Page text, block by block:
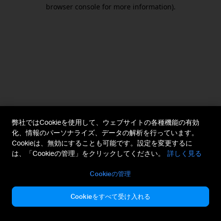
browser console for more information).
弊社ではCookieを使用して、ウェブサイトの各種機能の有効
化、情報のパーソナライズ、データの解析を行っています。
Cookieは、無効にすることも可能です。設定を変更するに
は、「Cookieの管理」をクリックしてください。
詳しく見る
Cookieの管理
Cookieをすべて受け入れる